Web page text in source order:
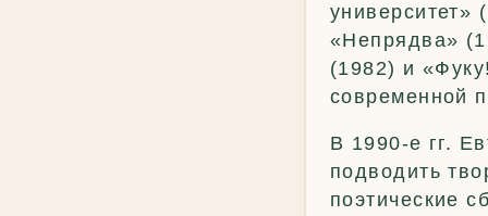
университет»
«Непрядва»
(1982) и
современной
В 1990-е гг.
подводить
поэтические